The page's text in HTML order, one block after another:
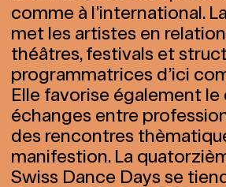
comme à l’international.
met les artistes en
théâtres, festivals et
programmatrices d’ici
Elle favorise également le
échanges entre
des rencontres
manifestion. La
Swiss Dance Days se